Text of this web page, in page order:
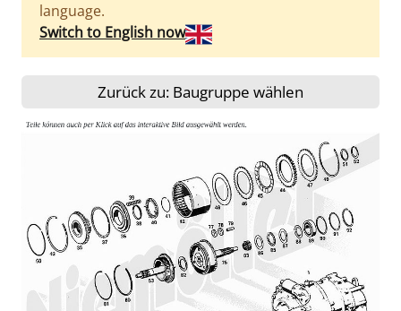
language.
Switch to English now
Zurück zu: Baugruppe wählen